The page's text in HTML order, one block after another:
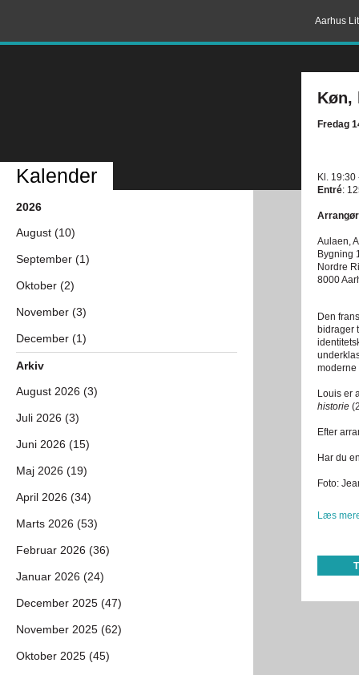
Aarhus
Køn,
Fredag
Kl. 19:30
Entré:
Aulaen,
Bygning
Nordre
8000
Den
bidrager
Louis er
historie
Efter
Har du
Foto:
Læs
Kalender
2026
August (10)
September (1)
Oktober (2)
November (3)
December (1)
Arkiv
August 2026 (3)
Juli 2026 (3)
Juni 2026 (15)
Maj 2026 (19)
April 2026 (34)
Marts 2026 (53)
Februar 2026 (36)
Januar 2026 (24)
December 2025 (47)
November 2025 (62)
Oktober 2025 (45)